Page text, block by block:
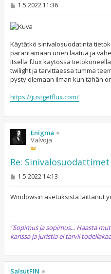
V
s
t
1.5.2022 11:36
Käytätkö sinivalosuodatinta
parantamaan unen laatua ja
Itsellä f.lux käytössä
twilight ja tarvittaessa tumma
pysty olemaan ilman kun tähän
https://justgetflux.com/
Enigma
Valvoja
Re: Sinivalosuodattimet
V
s
1.5.2022 14:13
Windowsin asetuksista laittanut
"Sopimus ja sopimus... Haasta
kanssa ja juristia ei tarvii
SalsutFIN